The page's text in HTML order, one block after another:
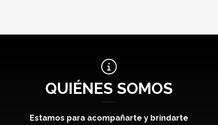
QUIÉNES SOMOS
Estamos para acompañarte y brindarte